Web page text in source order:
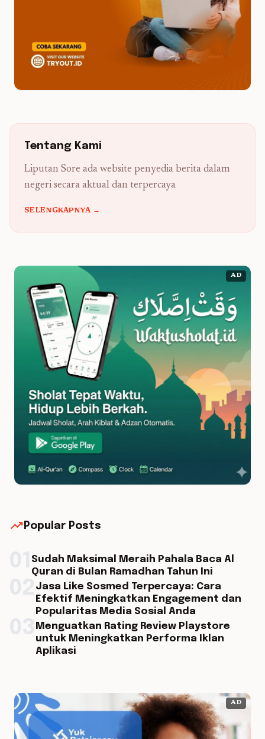
Tentang Kami
Liputan Sore ada website penyedia berita dalam
negeri secara aktual dan terpercaya
SELENGKAPNYA →
AD
trending_up Popular Posts
Sudah Maksimal Meraih Pahala Baca Al
Quran di Bulan Ramadhan Tahun Ini
Jasa Like Sosmed Terpercaya: Cara
Efektif Meningkatkan Engagement dan
Popularitas Media Sosial Anda
Menguatkan Rating Review Playstore
untuk Meningkatkan Performa Iklan
Aplikasi
AD